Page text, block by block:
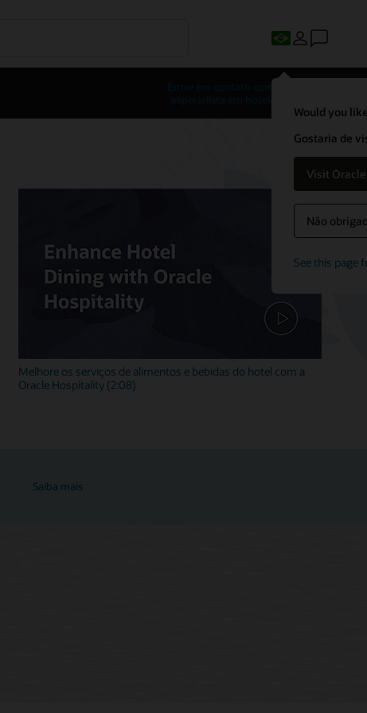
Would you
Gostaria de
Visit
Não
See this page
Melhore os serviços de alimentos e bebidas do hotel com a
Oracle Hospitality (2:08)
Saiba mais